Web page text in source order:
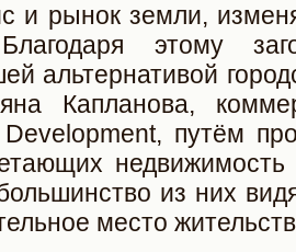
и рынок земли,
этому
альтернативой
Капланова,
путём
из них
место